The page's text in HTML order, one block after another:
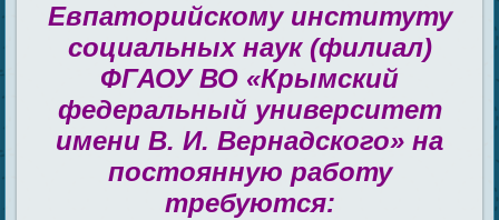
Евпаторийскому институту
социальных наук (филиал)
ФГАОУ ВО «Крымский
федеральный университет
имени В. И. Вернадского» на
постоянную работу
требуются: